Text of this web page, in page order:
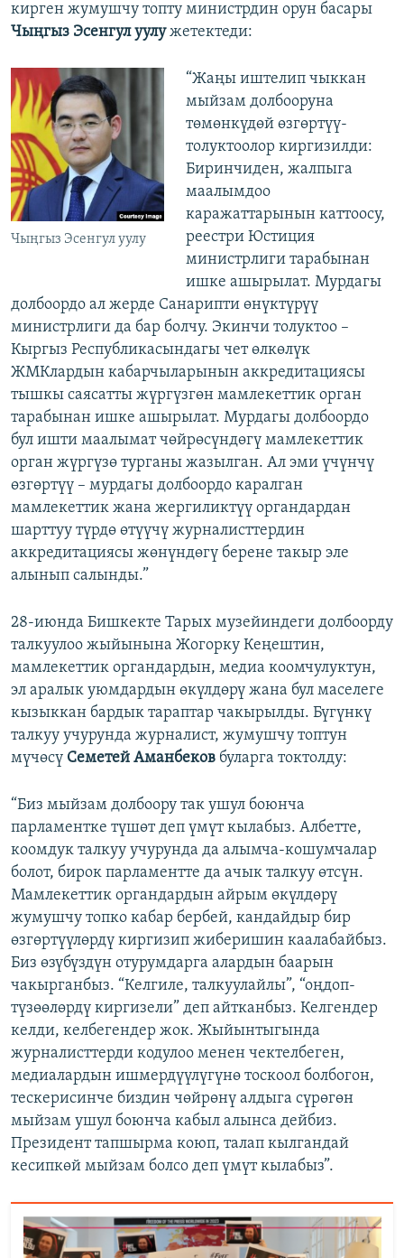
кирген жумушчу топту министрдин орун басары
Чыңгыз Эсенгул уулужетектеди:
Чыңгыз Эсенгул уулу
“Жаңы иштелип чыккан
мыйзам долбооруна
төмөнкүдөй өзгөртүү-
толуктоолор киргизилди:
Биринчиден, жалпыга
маалымдоо
каражаттарынын каттоосу,
реестри Юстиция
министрлиги тарабынан
ишке ашырылат. Мурдагы
долбоордо ал жерде Санарипти өнүктүрүү
министрлиги да бар болчу. Экинчи толуктоо –
Кыргыз Республикасындагы чет өлкөлүк
ЖМКлардын кабарчыларынын аккредитациясы
тышкы саясатты жүргүзгөн мамлекеттик орган
тарабынан ишке ашырылат. Мурдагы долбоордо
бул ишти маалымат чөйрөсүндөгү мамлекеттик
орган жүргүзө турганы жазылган. Ал эми үчүнчү
өзгөртүү – мурдагы долбоордо каралган
мамлекеттик жана жергиликтүү органдардан
шарттуу түрдө өтүүчү журналисттердин
аккредитациясы жөнүндөгү берене такыр эле
алынып салынды.”
28-июнда Бишкекте Тарых музейиндеги долбоорду
талкуулоо жыйынына Жогорку Кеңештин,
мамлекеттик органдардын, медиа коомчулуктун,
эл аралык уюмдардын өкүлдөрү жана бул маселеге
кызыккан бардык тараптар чакырылды. Бүгүнкү
талкуу учурунда журналист, жумушчу топтун
мүчөсү Семетей Аманбеков буларга токтолду:
“Биз мыйзам долбоору так ушул боюнча
парламентке түшөт деп үмүт кылабыз. Албетте,
коомдук талкуу учурунда да алымча-кошумчалар
болот, бирок парламентте да ачык талкуу өтсүн.
Мамлекеттик органдардын айрым өкүлдөрү
жумушчу топко кабар бербей, кандайдыр бир
өзгөртүүлөрдү киргизип жиберишин каалабайбыз.
Биз өзүбүздүн отурумдарга алардын баарын
чакырганбыз. “Келгиле, талкуулайлы”, “оңдоп-
түзөөлөрдү киргизели” деп айтканбыз. Келгендер
келди, келбегендер жок. Жыйынтыгында
журналисттерди кодулоо менен чектелбеген,
медиалардын ишмердүүлүгүнө тоскоол болбогон,
тескерисинче биздин чөйрөнү алдыга сүрөгөн
мыйзам ушул боюнча кабыл алынса дейбиз.
Президент тапшырма коюп, талап кылгандай
кесипкөй мыйзам болсо деп үмүт кылабыз”.